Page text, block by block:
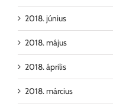
2018. június
2018. május
2018. április
2018. március